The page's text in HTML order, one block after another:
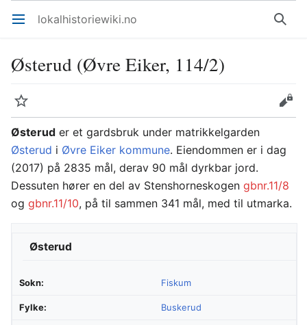
Åpne hovedmenyen lokalhistoriewiki.no Søk
Østerud (Øvre Eiker, 114/2)
Overvåk
Rediger
Østerud er et gardsbruk under matrikkelgarden
Østerud i Øvre Eiker kommune. Eiendommen er i dag
(2017) på 2835 mål, derav 90 mål dyrkbar jord.
Dessuten hører en del av Stenshorneskogen gbnr.11/8
og gbnr.11/10, på til sammen 341 mål, med til utmarka.
Østerud
Sokn: Fiskum
Fylke: Buskerud